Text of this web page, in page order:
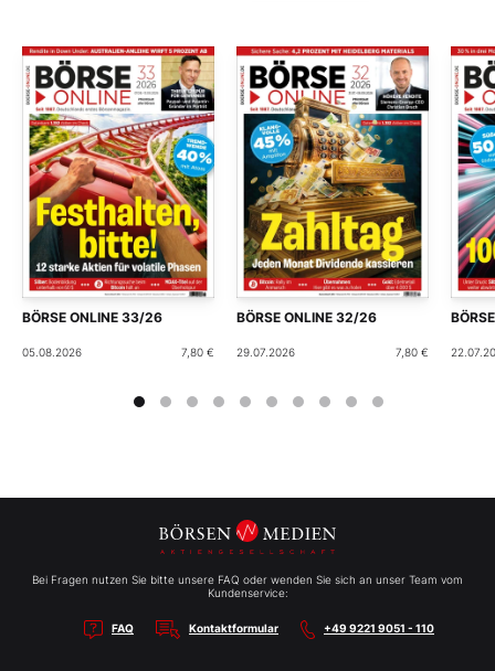
BÖRSE ONLINE 33/26
05.08.2026 7,80 €
BÖRSE ONLINE 32/26
29.07.2026 7,80 €
Bei Fragen nutzen Sie bitte unsere FAQ oder wenden Sie sich an unser Team vom
Kundenservice:
FAQ Kontaktformular +49 9221 9051 - 110